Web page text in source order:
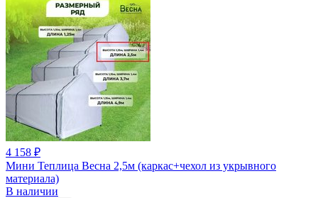
4 158 ₽
Мини Теплица Весна 2,5м (каркас+чехол из укрывного
материала)
В наличии